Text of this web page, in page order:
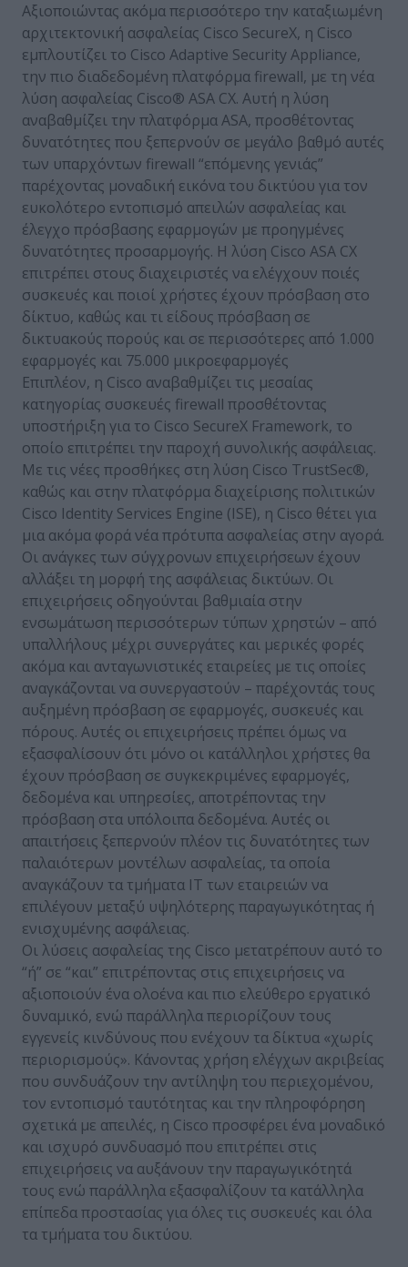
Αξιοποιώντας ακόμα περισσότερο την καταξιωμένη
αρχιτεκτονική ασφαλείας Cisco SecureX, η Cisco
εμπλουτίζει το Cisco Adaptive Security Appliance,
την πιο διαδεδομένη πλατφόρμα firewall, με τη νέα
λύση ασφαλείας Cisco® ASA CX. Αυτή η λύση
αναβαθμίζει την πλατφόρμα ASA, προσθέτοντας
δυνατότητες που ξεπερνούν σε μεγάλο βαθμό αυτές
των υπαρχόντων firewall “επόμενης γενιάς”
παρέχοντας μοναδική εικόνα του δικτύου για τον
ευκολότερο εντοπισμό απειλών ασφαλείας και
έλεγχο πρόσβασης εφαρμογών με προηγμένες
δυνατότητες προσαρμογής. Η λύση Cisco ASA CX
επιτρέπει στους διαχειριστές να ελέγχουν ποιές
συσκευές και ποιοί χρήστες έχουν πρόσβαση στο
δίκτυο, καθώς και τι είδους πρόσβαση σε
δικτυακούς πορούς και σε περισσότερες από 1.000
εφαρμογές και 75.000 μικροεφαρμογές
Επιπλέον, η Cisco αναβαθμίζει τις μεσαίας
κατηγορίας συσκευές firewall προσθέτοντας
υποστήριξη για το Cisco SecureX Framework, το
οποίο επιτρέπει την παροχή συνολικής ασφάλειας.
Με τις νέες προσθήκες στη λύση Cisco TrustSec®,
καθώς και στην πλατφόρμα διαχείρισης πολιτικών
Cisco Identity Services Engine (ISE), η Cisco θέτει για
μια ακόμα φορά νέα πρότυπα ασφαλείας στην αγορά.
Οι ανάγκες των σύγχρονων επιχειρήσεων έχουν
αλλάξει τη μορφή της ασφάλειας δικτύων. Οι
επιχειρήσεις οδηγούνται βαθμιαία στην
ενσωμάτωση περισσότερων τύπων χρηστών – από
υπαλλήλους μέχρι συνεργάτες και μερικές φορές
ακόμα και ανταγωνιστικές εταιρείες με τις οποίες
αναγκάζονται να συνεργαστούν – παρέχοντάς τους
αυξημένη πρόσβαση σε εφαρμογές, συσκευές και
πόρους. Αυτές οι επιχειρήσεις πρέπει όμως να
εξασφαλίσουν ότι μόνο οι κατάλληλοι χρήστες θα
έχουν πρόσβαση σε συγκεκριμένες εφαρμογές,
δεδομένα και υπηρεσίες, αποτρέποντας την
πρόσβαση στα υπόλοιπα δεδομένα. Αυτές οι
απαιτήσεις ξεπερνούν πλέον τις δυνατότητες των
παλαιότερων μοντέλων ασφαλείας, τα οποία
αναγκάζουν τα τμήματα IT των εταιρειών να
επιλέγουν μεταξύ υψηλότερης παραγωγικότητας ή
ενισχυμένης ασφάλειας.
Οι λύσεις ασφαλείας της Cisco μετατρέπουν αυτό το
“ή” σε “και” επιτρέποντας στις επιχειρήσεις να
αξιοποιούν ένα ολοένα και πιο ελεύθερο εργατικό
δυναμικό, ενώ παράλληλα περιορίζουν τους
εγγενείς κινδύνους που ενέχουν τα δίκτυα «χωρίς
περιορισμούς». Κάνοντας χρήση ελέγχων ακριβείας
που συνδυάζουν την αντίληψη του περιεχομένου,
τον εντοπισμό ταυτότητας και την πληροφόρηση
σχετικά με απειλές, η Cisco προσφέρει ένα μοναδικό
και ισχυρό συνδυασμό που επιτρέπει στις
επιχειρήσεις να αυξάνουν την παραγωγικότητά
τους ενώ παράλληλα εξασφαλίζουν τα κατάλληλα
επίπεδα προστασίας για όλες τις συσκευές και όλα
τα τμήματα του δικτύου.